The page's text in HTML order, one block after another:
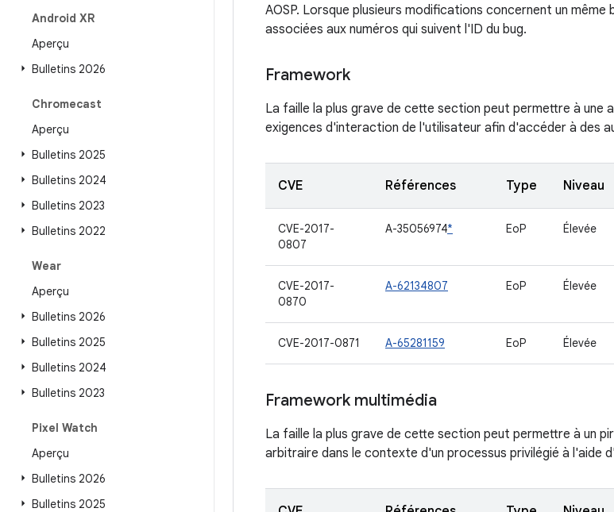
Android XR
Aperçu
Bulletins 2026
Chromecast
Aperçu
Bulletins 2025
Bulletins 2024
Bulletins 2023
Bulletins 2022
Wear
Aperçu
Bulletins 2026
Bulletins 2025
Bulletins 2024
Bulletins 2023
Pixel Watch
Aperçu
Bulletins 2026
Bulletins 2025
AOSP. Lorsque plusieurs modifications concernent un
associées aux numéros qui suivent l'ID du bug.
Framework
La faille la plus grave de cette section peut permettre à une
exigences d'interaction de l'utilisateur afin d'accéder à des
CVE Références Type Niveau
CVE-2017-
0807
A-35056974* EoP Élevée
CVE-2017-
0870
A-62134807 EoP Élevée
CVE-2017-0871 A-65281159 EoP Élevée
Framework multimédia
La faille la plus grave de cette section peut permettre à un
arbitraire dans le contexte d'un processus privilégié à l'aide